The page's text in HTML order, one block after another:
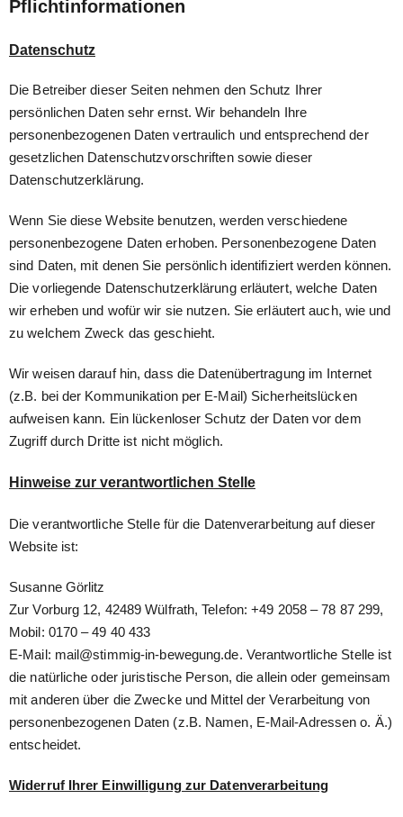
Pflichtinformationen
Datenschutz
Die Betreiber dieser Seiten nehmen den Schutz Ihrer
persönlichen Daten sehr ernst. Wir behandeln Ihre
personenbezogenen Daten vertraulich und entsprechend der
gesetzlichen Datenschutzvorschriften sowie dieser
Datenschutzerklärung.
Wenn Sie diese Website benutzen, werden verschiedene
personenbezogene Daten erhoben. Personenbezogene Daten
sind Daten, mit denen Sie persönlich identifiziert werden können.
Die vorliegende Datenschutzerklärung erläutert, welche Daten
wir erheben und wofür wir sie nutzen. Sie erläutert auch, wie und
zu welchem Zweck das geschieht.
Wir weisen darauf hin, dass die Datenübertragung im Internet
(z.B. bei der Kommunikation per E-Mail) Sicherheitslücken
aufweisen kann. Ein lückenloser Schutz der Daten vor dem
Zugriff durch Dritte ist nicht möglich.
Hinweise zur verantwortlichen Stelle
Die verantwortliche Stelle für die Datenverarbeitung auf dieser
Website ist:
Susanne Görlitz
Zur Vorburg 12, 42489 Wülfrath, Telefon: +49 2058 – 78 87 299,
Mobil: 0170 – 49 40 433
E-Mail: mail@stimmig-in-bewegung.de. Verantwortliche Stelle ist
die natürliche oder juristische Person, die allein oder gemeinsam
mit anderen über die Zwecke und Mittel der Verarbeitung von
personenbezogenen Daten (z.B. Namen, E-Mail-Adressen o. Ä.)
entscheidet.
Widerruf Ihrer Einwilligung zur Datenverarbeitung